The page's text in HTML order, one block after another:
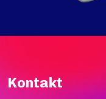
Kontakt